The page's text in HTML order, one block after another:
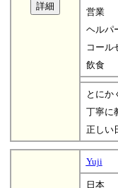
営業
ヘルパ
コール
飲食
とにか
丁寧に
正しい
Yuji
日本